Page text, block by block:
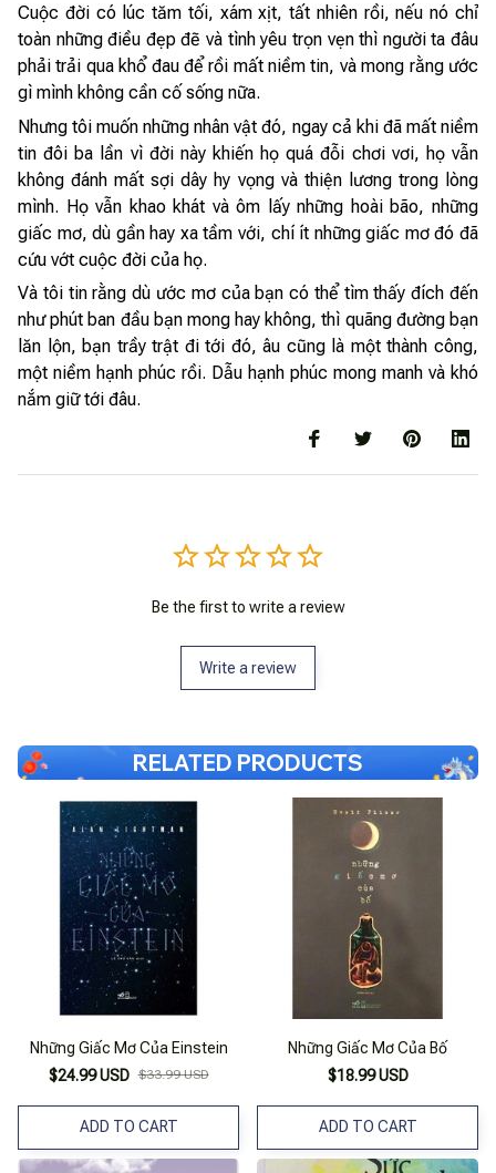
Cuộc đời có lúc tăm tối, xám xịt, tất nhiên rồi, nếu nó chỉ
toàn những điều đẹp đẽ và tình yêu trọn vẹn thì người ta đâu
phải trải qua khổ đau để rồi mất niềm tin, và mong rằng ước
gì mình không cần cố sống nữa.
Nhưng tôi muốn những nhân vật đó, ngay cả khi đã mất niềm
tin đôi ba lần vì đời này khiến họ quá đỗi chơi vơi, họ vẫn
không đánh mất sợi dây hy vọng và thiện lương trong lòng
mình. Họ vẫn khao khát và ôm lấy những hoài bão, những
giấc mơ, dù gần hay xa tầm với, chí ít những giấc mơ đó đã
cứu vớt cuộc đời của họ.
Và tôi tin rằng dù ước mơ của bạn có thể tìm thấy đích đến
như phút ban đầu bạn mong hay không, thì quãng đường bạn
lăn lộn, bạn trầy trật đi tới đó, âu cũng là một thành công,
một niềm hạnh phúc rồi. Dẫu hạnh phúc mong manh và khó
nắm giữ tới đâu.
Be the first to write a review
Write a review
RELATED PRODUCTS
Những Giấc Mơ Của Einstein
$24.99 USD $33.99 USD
ADD TO CART
Những Giấc Mơ Của Bố
$18.99 USD
ADD TO CART